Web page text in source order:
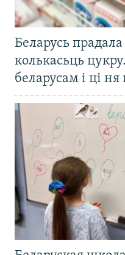
Беларусь
колькасьць
беларусам і ці